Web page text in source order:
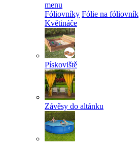
menu
Fóliovníky Fólie na fóliovník
Květináče
Pískoviště
Závěsy do altánku